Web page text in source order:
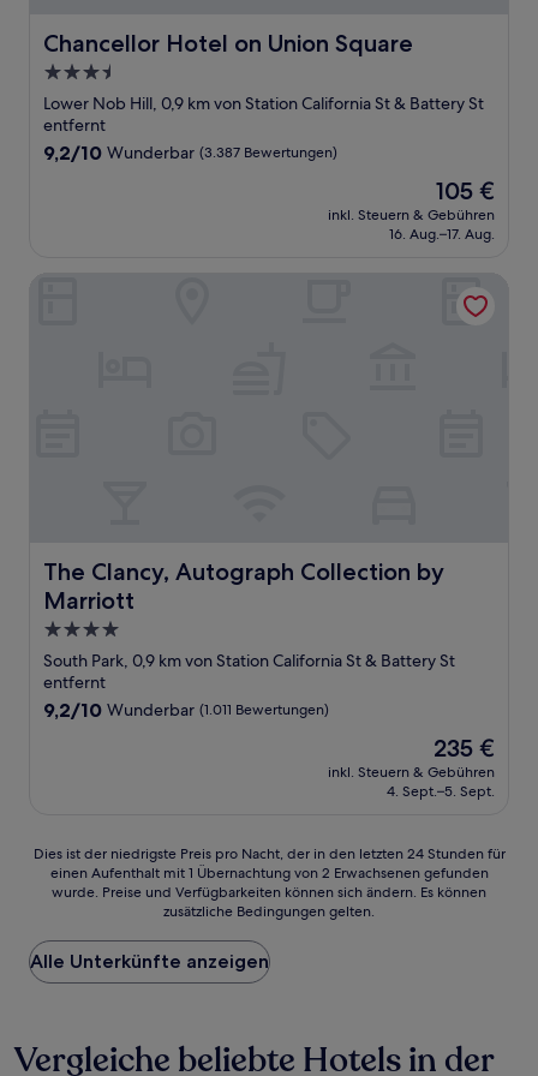
Chancellor Hotel on Union Square
Chancellor Hotel on Union Square
3.5-
Sterne-
Unterkunft
Lower Nob Hill, 0,9 km von Station California St & Battery St
entfernt
9.2
9,2/10 Wunderbar (3.387 Bewertungen)
Der
Preis
beträgt
105 €
inkl. Steuern & Gebühren
16. Aug.–17. Aug.
The Clancy, Autograph Collection by
Marriott
The Clancy, Autograph Collection by Marriott
4.0-
Sterne-
Unterkunft
South Park, 0,9 km von Station California St & Battery St
entfernt
9.2
9,2/10 Wunderbar (1.011 Bewertungen)
Der
Preis
beträgt
235 €
inkl. Steuern & Gebühren
4. Sept.–5. Sept.
Dies
der
Preis
pro
Nacht,
den
letzten
Dies ist der niedrigste Preis pro Nacht, der in den letzten 24 Stunden für
einen Aufenthalt mit 1 Übernachtung von 2 Erwachsenen gefunden
wurde. Preise und Verfügbarkeiten können sich ändern. Es können
zusätzliche Bedingungen gelten.
Alle Unterkünfte anzeigen
Vergleiche beliebte Hotels in der